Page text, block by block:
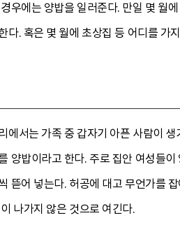
우에는 양밥을 일러준다. 만일 몇 월
다. 혹은 몇 월에 초상집 등 어디를
에서는 가족 중 갑자기 아픈 사람이
양밥이라고 한다. 주로 집안 여성들이
뜯어 넣는다. 허공에 대고 무언가를
나가지 않은 것으로 여긴다.